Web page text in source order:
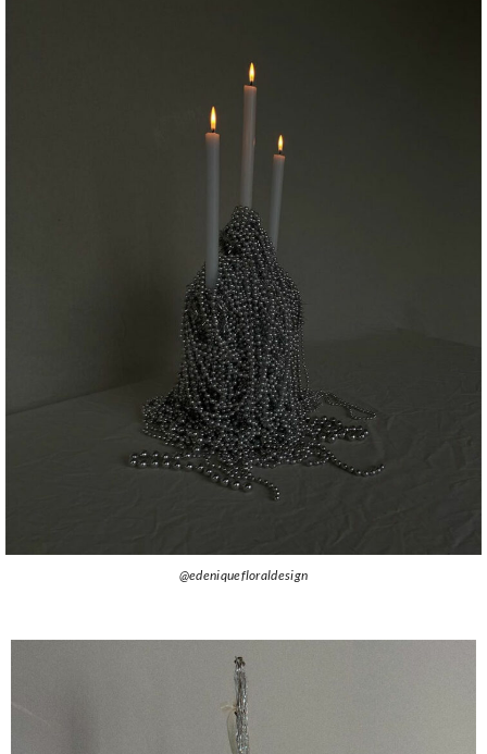
@edeniquefloraldesign